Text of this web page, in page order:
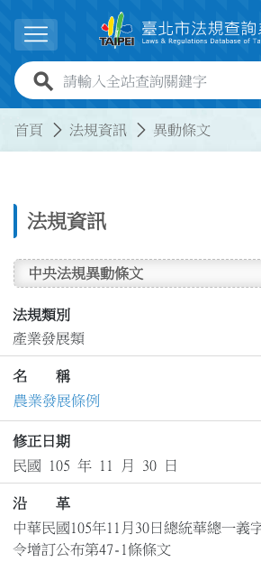
展開選單
全站查詢關鍵字欄位
首頁 法規資訊 異動條文
法規資訊
中央法規異動條文
法規類別
產業發展類
名 稱
農業發展條例
修正日期
民國 105 年 11 月 30 日
沿 革
中華民國105年11月30日總統華總一義
令增訂公布第47-1條條文